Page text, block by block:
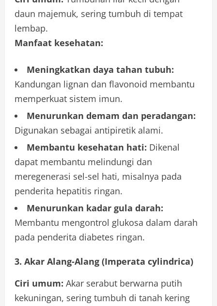
daun majemuk, sering tumbuh di tempat
lembap.
Manfaat kesehatan:
Meningkatkan daya tahan tubuh:
Kandungan lignan dan flavonoid membantu
memperkuat sistem imun.
Menurunkan demam dan peradangan:
Digunakan sebagai antipiretik alami.
Membantu kesehatan hati: Dikenal
dapat membantu melindungi dan
meregenerasi sel-sel hati, misalnya pada
penderita hepatitis ringan.
Menurunkan kadar gula darah:
Membantu mengontrol glukosa dalam darah
pada penderita diabetes ringan.
3. Akar Alang-Alang (Imperata cylindrica)
Ciri umum: Akar serabut berwarna putih
kekuningan, sering tumbuh di tanah kering